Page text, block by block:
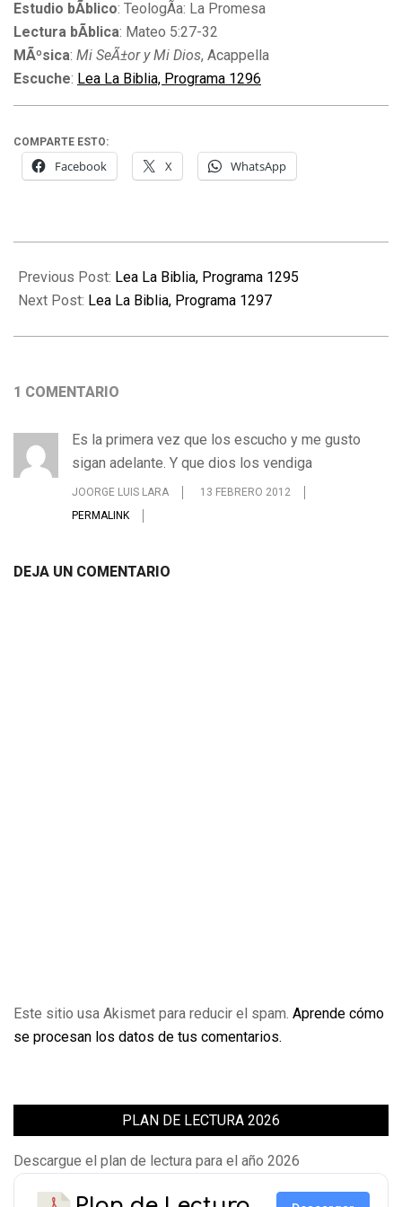
Estudio bÃ­blico: TeologÃ­a: La Promesa
Lectura bÃ­blica: Mateo 5:27-32
MÃºsica: Mi SeÃ±or y Mi Dios, Acappella
Escuche: Lea La Biblia, Programa 1296
COMPARTE ESTO:
Facebook X WhatsApp
02-
13
Previous Post: Lea La Biblia, Programa 1295
Next Post: Lea La Biblia, Programa 1297
1 COMENTARIO
Es la primera vez que los escucho y me gusto
sigan adelante. Y que dios los vendiga
JOORGE LUIS LARA
13 FEBRERO 2012
PERMALINK
DEJA UN COMENTARIO
Este sitio usa Akismet para reducir el spam. Aprende cómo
se procesan los datos de tus comentarios.
PLAN DE LECTURA 2026
Descargue el plan de lectura para el año 2026